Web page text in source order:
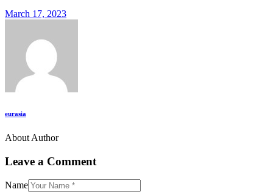
March 17, 2023
eurasia
About Author
Leave a Comment
Name